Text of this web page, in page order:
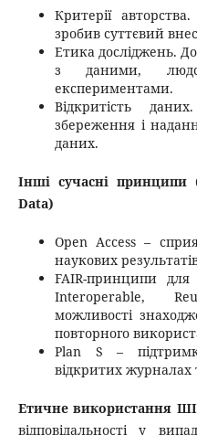
Критерії
зробив суттєвий
Етика досліджень.
з даними,
експериментами.
Відкритість
збереження і
даних.
Інші сучасні принципи
Data)
Open Access –
наукових
FAIR-принципи для
Interoperable,
можливості
повторного
Plan S –
відкритих журналах
Етичне використання ШІ
відповідальності у